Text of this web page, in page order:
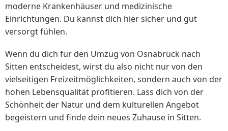
moderne Krankenhäuser und medizinische
Einrichtungen. Du kannst dich hier sicher und gut
versorgt fühlen.
Wenn du dich für den Umzug von Osnabrück nach
Sitten entscheidest, wirst du also nicht nur von den
vielseitigen Freizeitmöglichkeiten, sondern auch von der
hohen Lebensqualität profitieren. Lass dich von der
Schönheit der Natur und dem kulturellen Angebot
begeistern und finde dein neues Zuhause in Sitten.